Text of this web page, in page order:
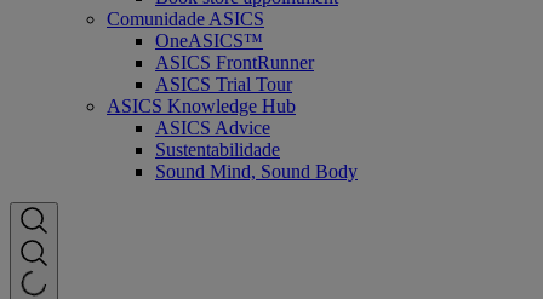
Comunidade ASICS
OneASICS™
ASICS FrontRunner
ASICS Trial Tour
ASICS Knowledge Hub
ASICS Advice
Sustentabilidade
Sound Mind, Sound Body